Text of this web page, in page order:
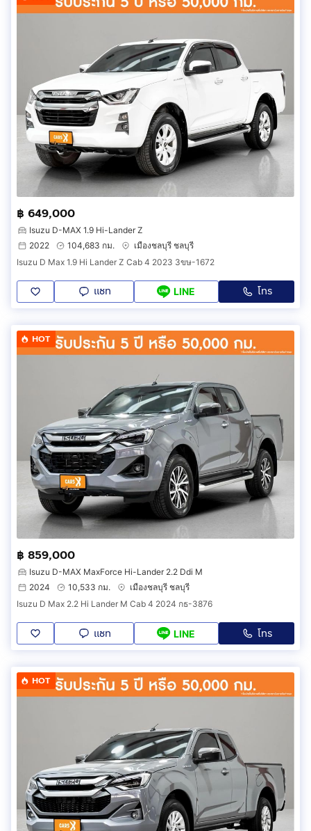
฿ 649,000
Isuzu D-MAX 1.9 Hi-Lander Z
2022
104,683 กม.
เมืองชลบุรี ชลบุรี
Isuzu D Max 1.9 Hi Lander Z Cab 4 2023 3ขษ-1672
แชท LINE โทร
HOT
฿ 859,000
Isuzu D-MAX MaxForce Hi-Lander 2.2 Ddi M
2024
10,533 กม.
เมืองชลบุรี ชลบุรี
Isuzu D Max 2.2 Hi Lander M Cab 4 2024 กธ-3876
แชท LINE โทร
HOT